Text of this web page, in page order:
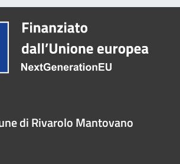
di Rivarolo Mantovano